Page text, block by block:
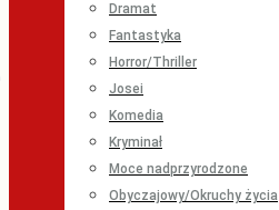
Dramat
Fantastyka
Horror/Thriller
Josei
Komedia
Kryminał
Moce nadprzyrodzone
Obyczajowy/Okruchy życia